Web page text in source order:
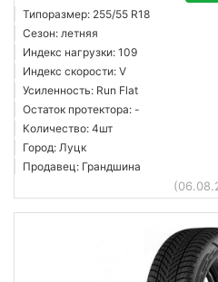
Типоразмер: 255/55 R18
Сезон: летняя
Индекс нагрузки: 109
Индекс скорости: V
Усиленность: Run Flat
Остаток протектора: -
Количество: 4шт
Город: Луцк
Продавец: Грандшина